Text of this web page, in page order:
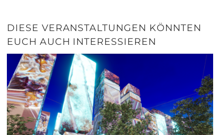
DIESE VERANSTALTUNGEN KÖNNTEN
EUCH AUCH INTERESSIEREN